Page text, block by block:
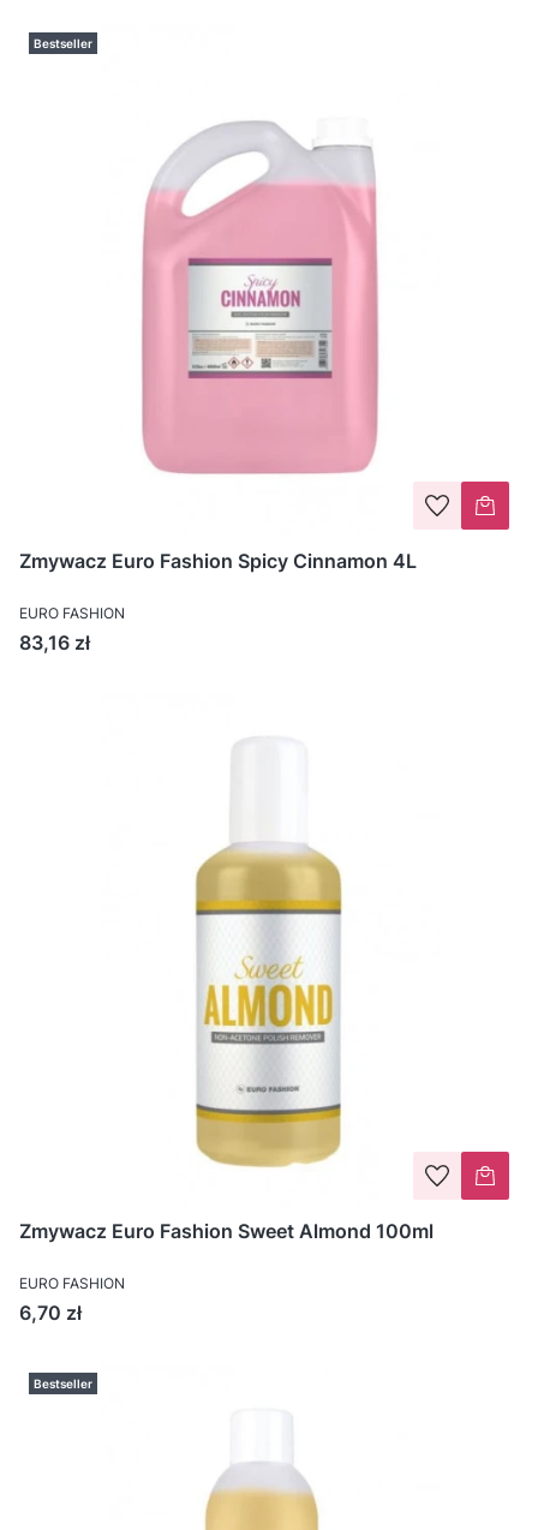
Bestseller
Zmywacz Euro Fashion Spicy Cinnamon 4L
EURO FASHION
Cena
83,16 zł
Zmywacz Euro Fashion Sweet Almond 100ml
EURO FASHION
Cena
6,70 zł
Bestseller